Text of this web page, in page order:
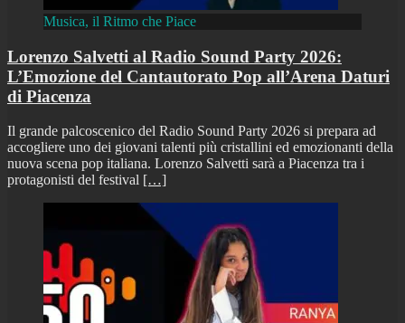
Musica, il Ritmo che Piace
Lorenzo Salvetti al Radio Sound Party 2026:
L’Emozione del Cantautorato Pop all’Arena Daturi
di Piacenza
Il grande palcoscenico del Radio Sound Party 2026 si prepara ad
accogliere uno dei giovani talenti più cristallini ed emozionanti della
nuova scena pop italiana. Lorenzo Salvetti sarà a Piacenza tra i
protagonisti del festival […]